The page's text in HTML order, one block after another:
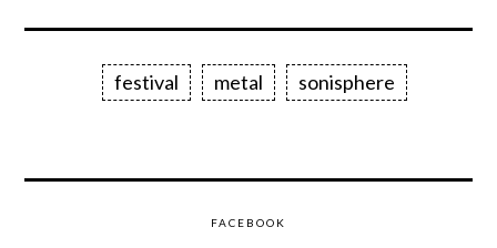
festival metal sonisphere
FACEBOOK